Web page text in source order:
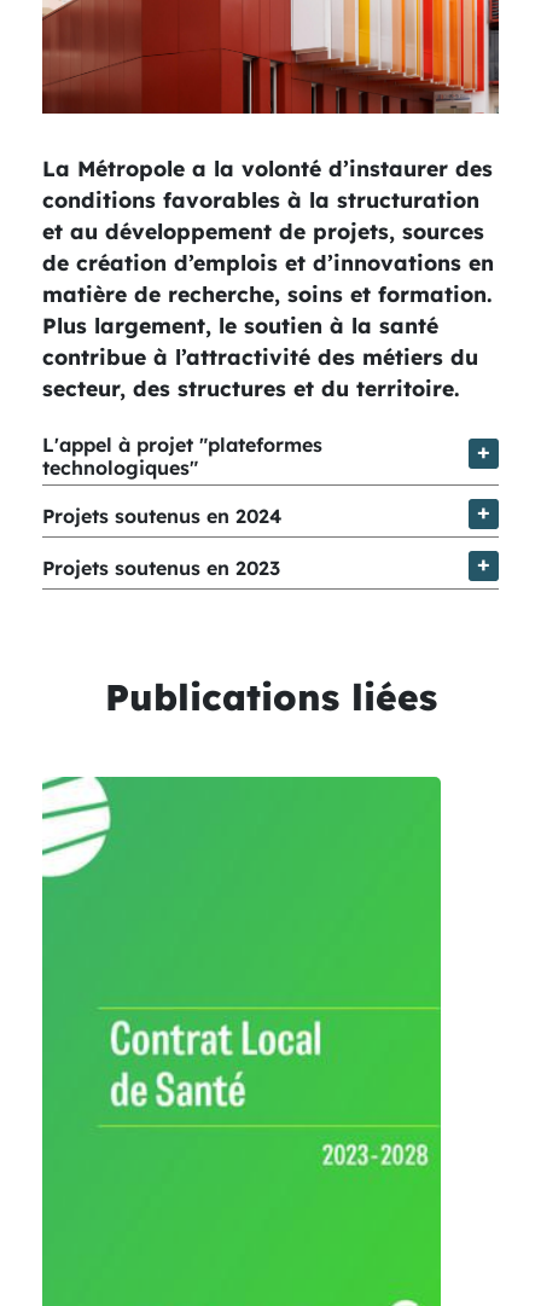
La Métropole a la volonté d’instaurer des
conditions favorables à la structuration
et au développement de projets, sources
de création d’emplois et d’innovations en
matière de recherche, soins et formation.
Plus largement, le soutien à la santé
contribue à l’attractivité des métiers du
secteur, des structures et du territoire.
L'appel à projet "plateformes
technologiques"
Projets soutenus en 2024
Projets soutenus en 2023
Publications liées